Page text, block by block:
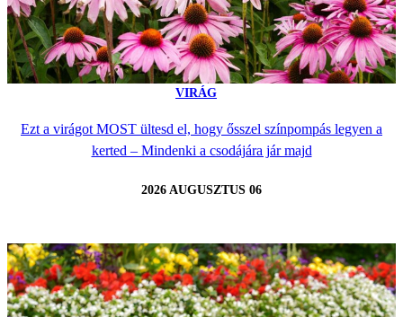
VIRÁG
Ezt a virágot MOST ültesd el, hogy ősszel színpompás legyen a
kerted – Mindenki a csodájára jár majd
2026 AUGUSZTUS 06